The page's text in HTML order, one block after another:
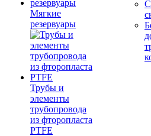
Мягкие
резервуары
Трубы и
элементы
трубопровода
из фторопласта
PTFE